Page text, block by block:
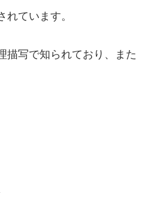
ています。
描写で知られており、また